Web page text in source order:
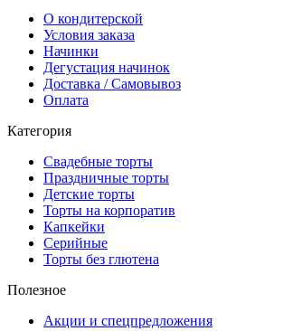
О кондитерской
Условия заказа
Начинки
Дегустация начинок
Доставка / Самовывоз
Оплата
Категория
Свадебные торты
Праздничные торты
Детские торты
Торты на корпоратив
Капкейки
Серийные
Торты без глютена
Полезное
Акции и спецпредложения